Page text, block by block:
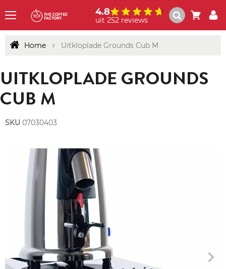
4.8
uit 252 reviews
Home Uitkloplade Grounds Cub M
UITKLOPLADE GROUNDS
CUB M
SKU 07030403